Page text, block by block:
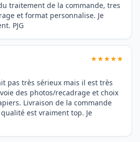
traitement de la commande, tres
et format personnalise. Je
PJG
★★★★★
pas très sérieux mais il est très
des photos/recadrage et choix
Livraison de la commande
est vraiment top. Je